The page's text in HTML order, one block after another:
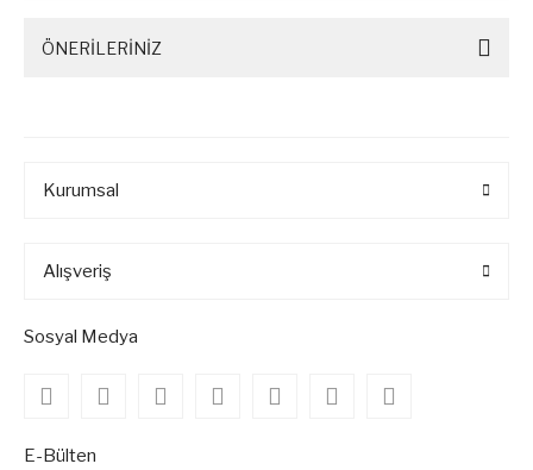
ÖNERİLERİNİZ
Kurumsal
Alışveriş
Sosyal Medya
E-Bülten